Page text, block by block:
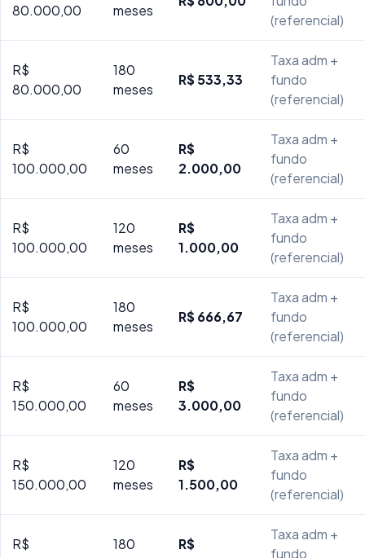
80.000,00
meses
(referencial)
R$
80.000,00
180
meses
R$ 533,33
Taxa adm +
fundo
(referencial)
R$
100.000,00
60
meses
R$
2.000,00
Taxa adm +
fundo
(referencial)
R$
100.000,00
120
meses
R$
1.000,00
Taxa adm +
fundo
(referencial)
R$
100.000,00
180
meses
R$ 666,67
Taxa adm +
fundo
(referencial)
R$
150.000,00
60
meses
R$
3.000,00
Taxa adm +
fundo
(referencial)
R$
150.000,00
120
meses
R$
1.500,00
Taxa adm +
fundo
(referencial)
R$
180
R$
Taxa adm +
fundo